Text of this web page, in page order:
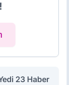
23 Haber